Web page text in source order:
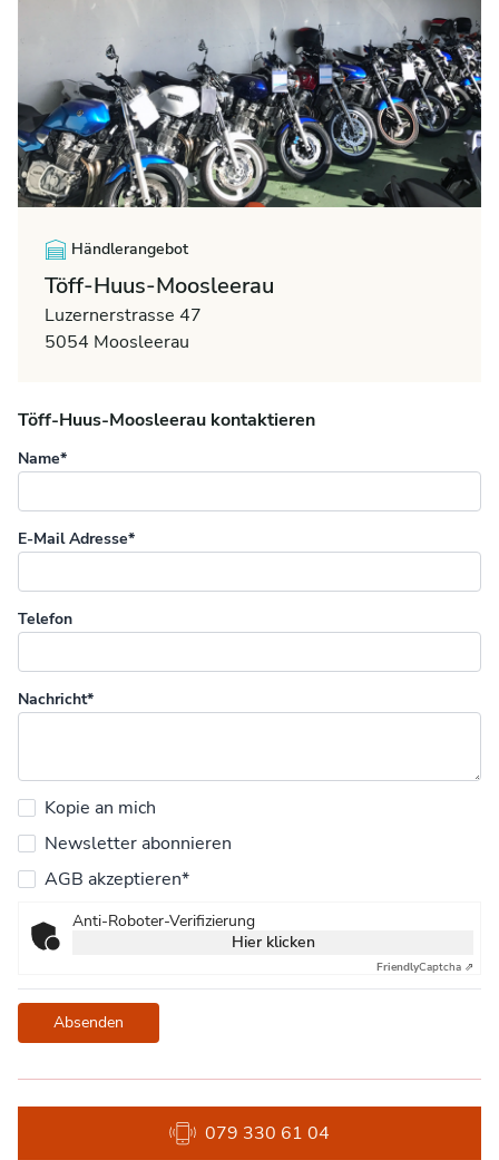
Händlerangebot
Töff-Huus-Moosleerau
Luzernerstrasse 47
5054 Moosleerau
Töff-Huus-Moosleerau kontaktieren
Name*
E-Mail Adresse*
Telefon
Nachricht*
Kopie an mich
Newsletter abonnieren
AGB akzeptieren*
Anti-Roboter-Verifizierung
Hier klicken
FriendlyCaptcha ⇗
Absenden
079 330 61 04